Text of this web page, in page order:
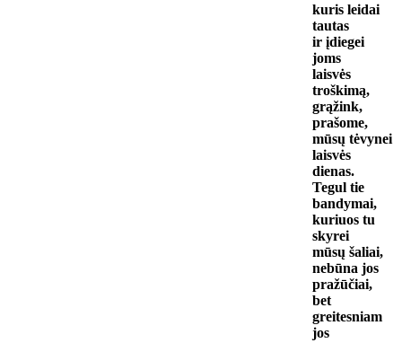
kuris leidai
tautas
ir įdiegei
joms
laisvės
troškimą,
grąžink,
prašome,
mūsų tėvynei
laisvės
dienas.
Tegul tie
bandymai,
kuriuos tu
skyrei
mūsų šaliai,
nebūna jos
pražūčiai,
bet
greitesniam
jos